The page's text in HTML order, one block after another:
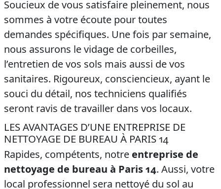
Soucieux de vous satisfaire pleinement, nous
sommes à votre écoute pour toutes
demandes spécifiques. Une fois par semaine,
nous assurons le vidage de corbeilles,
l’entretien de vos sols mais aussi de vos
sanitaires. Rigoureux, consciencieux, ayant le
souci du détail, nos techniciens qualifiés
seront ravis de travailler dans vos locaux.
LES AVANTAGES D’UNE ENTREPRISE DE
NETTOYAGE DE BUREAU À PARIS 14
Rapides, compétents, notre entreprise de
nettoyage de bureau à Paris 14. Aussi, votre
local professionnel sera nettoyé du sol au